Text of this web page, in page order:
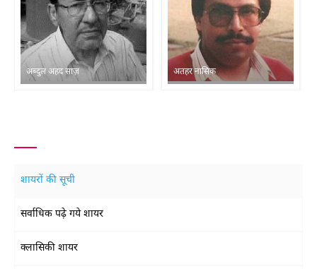
अब्दुल अहद साज़ अतहर नासिक
शायरों की सूची
सर्वाधिक पढ़े गये शायर
क्लासिकी शायर